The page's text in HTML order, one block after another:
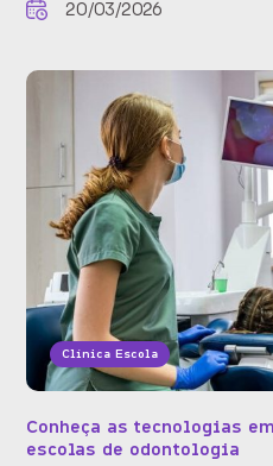
20/03/2026
Clínica Escola
Conheça as tecnologias
escolas de odontologia